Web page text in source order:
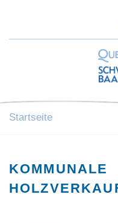
Startseite
KOMMUNALE